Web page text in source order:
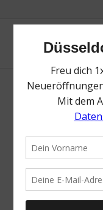
Dieser Autor
Der Autor